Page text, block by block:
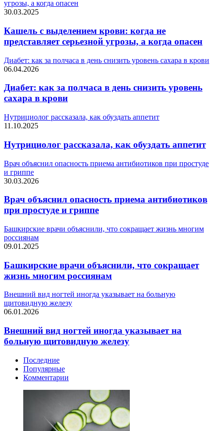
угрозы, а когда опасен
30.03.2025
Кашель с выделением крови: когда не
представляет серьезной угрозы, а когда опасен
Диабет: как за полчаса в день снизить уровень сахара в крови
06.04.2026
Диабет: как за полчаса в день снизить уровень
сахара в крови
Нутрициолог рассказала, как обуздать аппетит
11.10.2025
Нутрициолог рассказала, как обуздать аппетит
Врач объяснил опасность приема антибиотиков при простуде
и гриппе
30.03.2026
Врач объяснил опасность приема антибиотиков
при простуде и гриппе
Башкирские врачи объяснили, что сокращает жизнь многим
россиянам
09.01.2025
Башкирские врачи объяснили, что сокращает
жизнь многим россиянам
Внешний вид ногтей иногда указывает на больную
щитовидную железу
06.01.2026
Внешний вид ногтей иногда указывает на
больную щитовидную железу
Последние
Популярные
Комментарии